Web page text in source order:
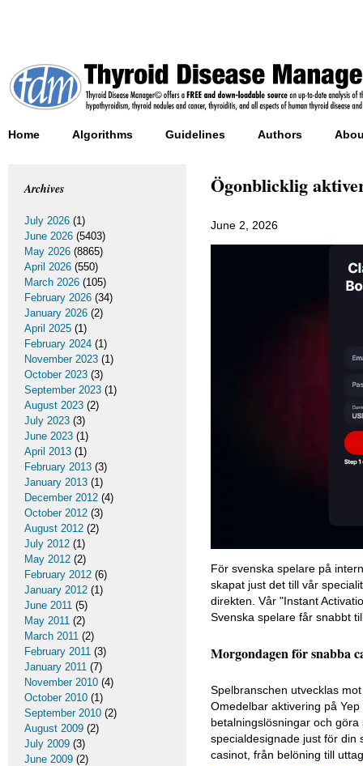
Home Algorithms Guidelines Authors
Ögonblicklig
June 2, 2026
För svenska spelare på
skapat just det till vår
direkten. Vår "Instant
Svenska spelare får snabbt
Morgondagen för snabba
Spelbranschen utvecklas
Omedelbar aktivering på
betalningslösningar och
specialdesignade just för din
casinot, från belöning till
Archives
July 2026 (1)
June 2026 (5403)
May 2026 (8865)
April 2026 (550)
March 2026 (105)
February 2026 (34)
January 2026 (2)
April 2025 (1)
February 2024 (1)
November 2023 (1)
October 2023 (3)
September 2023 (1)
August 2023 (2)
July 2023 (3)
June 2023 (1)
April 2013 (1)
February 2013 (3)
January 2013 (1)
December 2012 (4)
October 2012 (3)
August 2012 (2)
July 2012 (1)
May 2012 (2)
February 2012 (6)
January 2012 (1)
June 2011 (5)
May 2011 (2)
March 2011 (2)
February 2011 (3)
January 2011 (7)
November 2010 (4)
October 2010 (1)
September 2010 (2)
August 2009 (2)
July 2009 (3)
June 2009 (2)